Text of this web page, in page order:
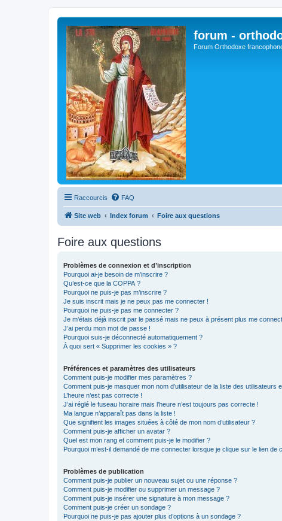
forum -
Forum Orthodoxe
Raccourcis FAQ
Site web Index forum Foire aux questions
Foire aux questions
Problèmes de connexion et d’inscription
Pourquoi ai-je besoin de m’inscrire ?
Qu’est-ce que la COPPA ?
Pourquoi ne puis-je pas m’inscrire ?
Je suis inscrit mais je ne peux pas me connecter !
Pourquoi ne puis-je pas me connecter ?
Je m’étais déjà inscrit par le passé mais ne peux à présent plus me
J’ai perdu mon mot de passe !
Pourquoi suis-je déconnecté automatiquement ?
À quoi sert « Supprimer les cookies » ?
Préférences et paramètres des utilisateurs
Comment puis-je modifier mes paramètres ?
Comment puis-je masquer mon nom d’utilisateur de la liste des utilisateurs
L’heure n’est pas correcte !
J’ai réglé le fuseau horaire mais l’heure n’est toujours pas correcte !
Ma langue n’apparaît pas dans la liste !
Que signifient les images situées à côté de mon nom d’utilisateur ?
Comment puis-je afficher un avatar ?
Quel est mon rang et comment puis-je le modifier ?
Pourquoi m’est-il demandé de me connecter lorsque je clique sur le lien de
Problèmes de publication
Comment puis-je publier un nouveau sujet ou une réponse ?
Comment puis-je modifier ou supprimer un message ?
Comment puis-je insérer une signature à mon message ?
Comment puis-je créer un sondage ?
Pourquoi ne puis-je pas ajouter plus d’options à un sondage ?